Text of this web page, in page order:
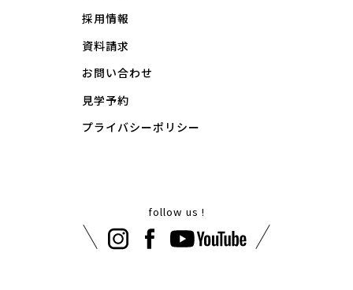
採用情報
資料請求
お問い合わせ
見学予約
プライバシーポリシー
follow us !